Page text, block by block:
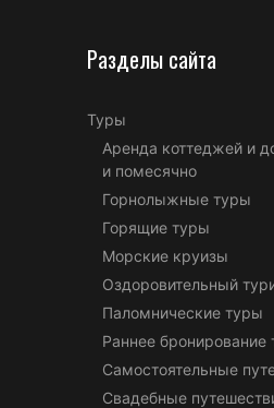
Разделы сайта
Туры
Аренда коттеджей и
и помесячно
Горнолыжные туры
Горящие туры
Морские круизы
Оздоровительный
Паломнические туры
Раннее бронирование
Самостоятельные
Свадебные